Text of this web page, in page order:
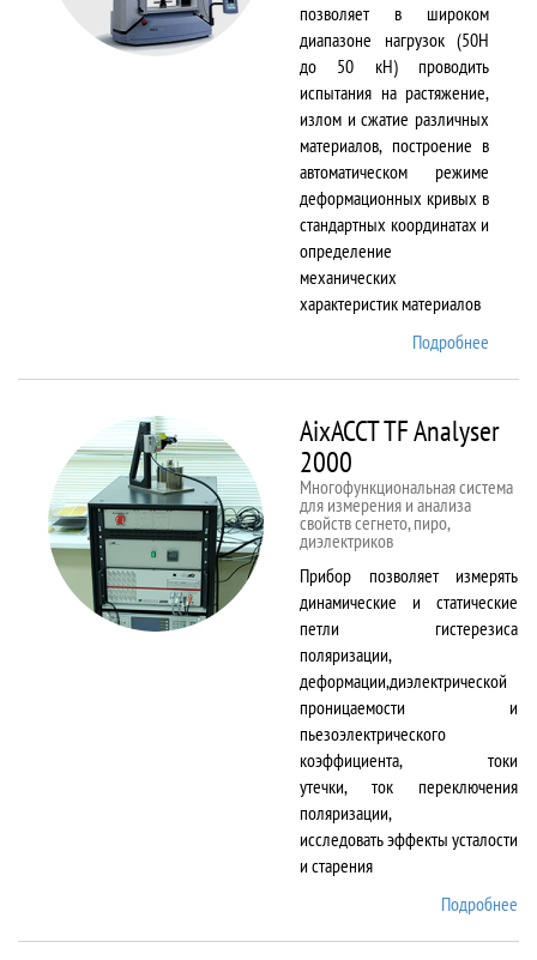
позволяет в широком
диапазоне нагрузок (50Н
до 50 кН) проводить
испытания на растяжение,
излом и сжатие различных
материалов, построение в
автоматическом режиме
деформационных кривых в
стандартных координатах и
определение
механических
характеристик материалов
Подробнее
AixACCT TF Analyser
2000
Многофункциональная система
для измерения и анализа
свойств сегнето, пиро,
диэлектриков
Прибор позволяет измерять
динамические и статические
петли гистерезиса
поляризации,
деформации,диэлектрической
проницаемости и
пьезоэлектрического
коэффициента, токи
утечки, ток переключения
поляризации,
исследовать эффекты усталости
и старения
Подробнее